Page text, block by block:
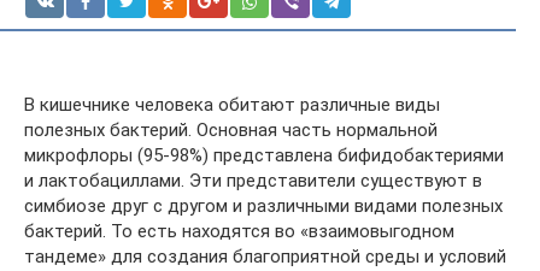
В кишечнике человека обитают различные виды
полезных бактерий. Основная часть нормальной
микрофлоры (95-98%) представлена бифидобактериями
и лактобациллами. Эти представители существуют в
симбиозе друг с другом и различными видами полезных
бактерий. То есть находятся во «взаимовыгодном
тандеме» для создания благоприятной среды и условий